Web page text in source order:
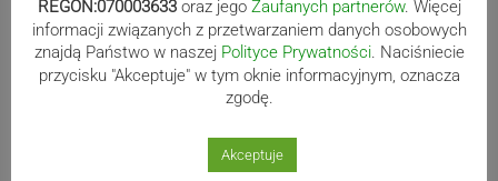
Paweł Czycharowski przestał być
radnym Cieszyna
REGON:070003633 oraz jego Zaufanych partnerów. Więcej
informacji związanych z przetwarzaniem danych osobowych
znajdą Państwo w naszej Polityce Prywatności. Naciśniecie
przycisku "Akceptuje" w tym oknie informacyjnym, oznacza
zgodę.
Akceptuje